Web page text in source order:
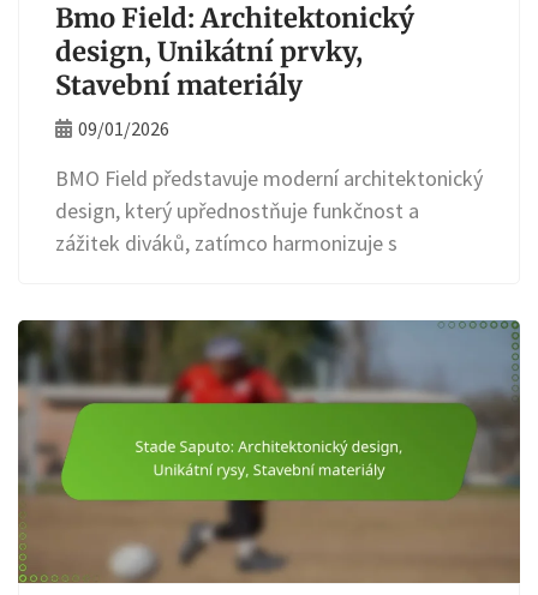
Bmo Field: Architektonický
design, Unikátní prvky,
Stavební materiály
09/01/2026
BMO Field představuje moderní architektonický
design, který upřednostňuje funkčnost a
zážitek diváků, zatímco harmonizuje s